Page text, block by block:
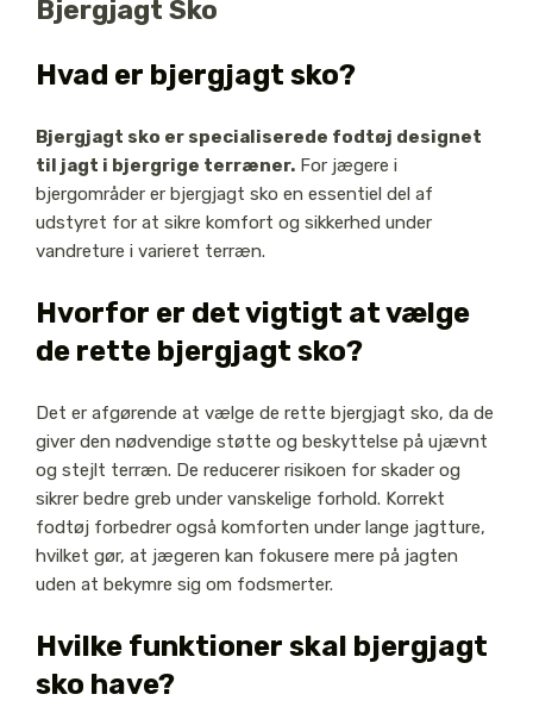
Bjergjagt Sko
Hvad er bjergjagt sko?
Bjergjagt sko er specialiserede fodtøj designet
til jagt i bjergrige terræner.For jægere i
bjergområder er bjergjagt sko en essentiel del af
udstyret for at sikre komfort og sikkerhed under
vandreture i varieret terræn.
Hvorfor er det vigtigt at vælge
de rette bjergjagt sko?
Det er afgørende at vælge de rette bjergjagt sko, da de
giver den nødvendige støtte og beskyttelse på ujævnt
og stejlt terræn. De reducerer risikoen for skader og
sikrer bedre greb under vanskelige forhold. Korrekt
fodtøj forbedrer også komforten under lange jagtture,
hvilket gør, at jægeren kan fokusere mere på jagten
uden at bekymre sig om fodsmerter.
Hvilke funktioner skal bjergjagt
sko have?